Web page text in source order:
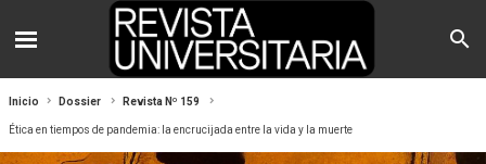
Inicio Dossier Revista Nº 159
Ética en tiempos de pandemia: la encrucijada entre la vida y la muerte